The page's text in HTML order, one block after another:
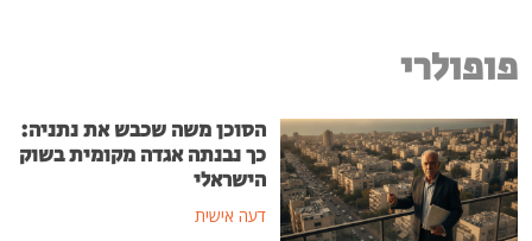
פופולרי
הסוכן משה שכבש את נתניה:
כך נבנתה אגדה מקומית בשוק
הישראלי
דעה אישית